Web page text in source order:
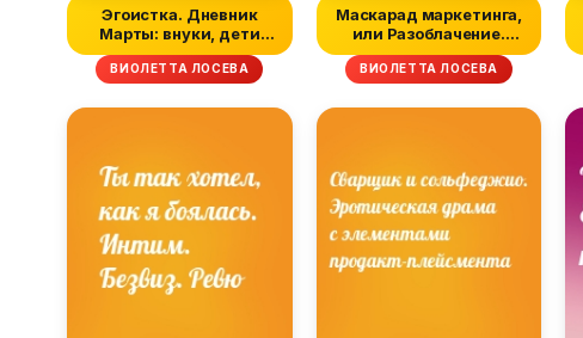
Эгоистка. Дневник
Марты: внуки, дети
и прочие гадж...
ВИОЛЕТТА ЛОСЕВА
Маскарад маркетинга,
или Разоблачение.
Разговор с ...
ВИОЛЕТТА ЛОСЕВА